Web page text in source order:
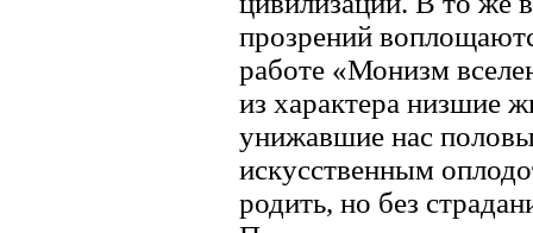
прозрений
работе «Монизм
из характера низшие
унижавшие нас
искусственным
родить, но без